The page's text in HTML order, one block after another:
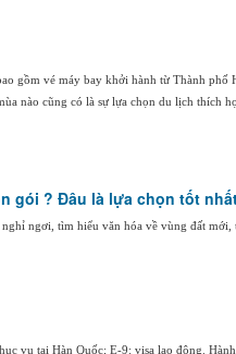
gồm vé máy bay khởi hành từ Thành
nào cũng có là sự lựa chọn du lịch thích
gói ? Đâu là lựa chọn tốt
ngơi, tìm hiểu văn hóa về vùng đất
vụ tại Hàn Quốc; E-9: visa lao động.